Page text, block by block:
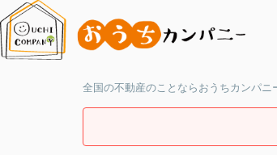
全国の不動産のことならおうちカンパニ